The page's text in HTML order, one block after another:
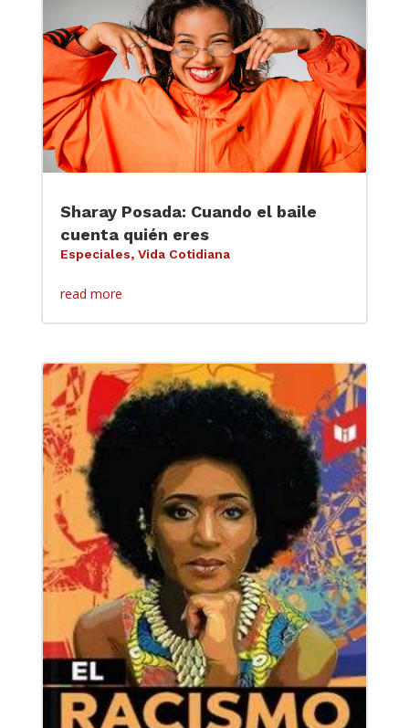
Sharay Posada: Cuando el baile
cuenta quién eres
Especiales, Vida Cotidiana
read more